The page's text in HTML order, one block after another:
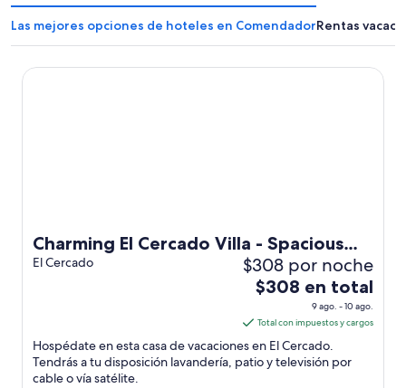
Las mejores opciones de hoteles en ComendadorRentas
Charming El Cercado Villa - Spacious
Modern 3BR with AC- Family Friendly
El Cercado $308 por noche
El
es
de
$308
$308 en total
9 ago. - 10 ago.
Total con impuestos y cargos
Hospédate en esta casa de vacaciones en El Cercado.
Tendrás a tu disposición lavandería, patio y televisión por
cable o vía satélite.
Charming El Cercado Villa - Spacious Modern 3BR with